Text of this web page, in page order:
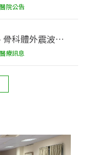
醫院公告
科體外震波治
醫療訊息